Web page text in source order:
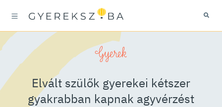
Gyerek
Elvált szülők gyerekei kétszer
gyakrabban kapnak agyvérzést